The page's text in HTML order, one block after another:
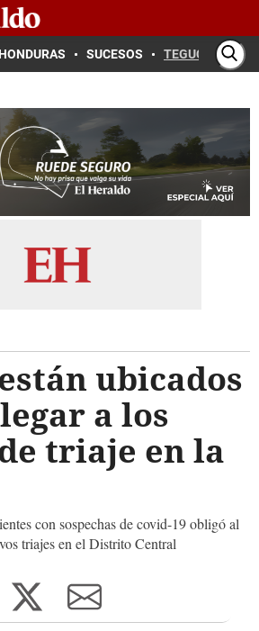
HONDURAS SUCESOS TEGUCIGALPA
ubicados
a los
triaje en la
con sospechas de covid-19 obligó al
triajes en el Distrito Central